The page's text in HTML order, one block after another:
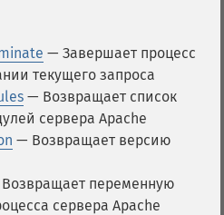
— Завершает процесс
текущего запроса
— Возвращает список
сервера Apache
— Возвращает версию
переменную
сервера Apache